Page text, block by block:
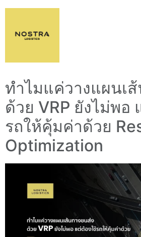
ทำไมแค่วางแผนเ
ด้วย VRP ยังไม่พอ
รถให้คุ้มค่าด้วย
Optimization